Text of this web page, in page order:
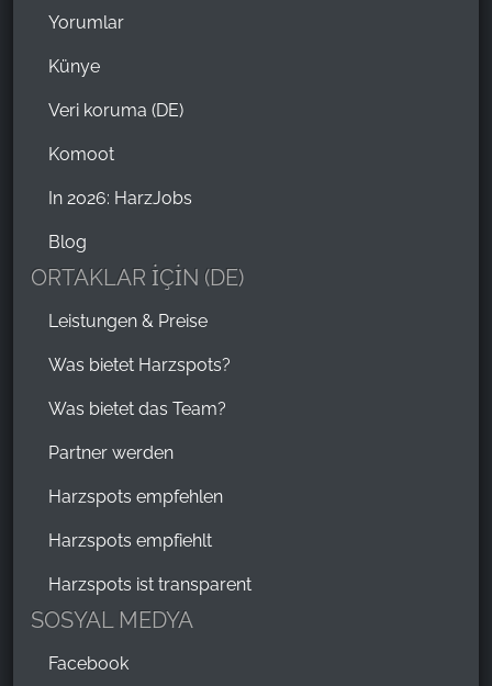
Yorumlar
Künye
Veri koruma (DE)
Komoot
In 2026: HarzJobs
Blog
ORTAKLAR İÇİN (DE)
Leistungen & Preise
Was bietet Harzspots?
Was bietet das Team?
Partner werden
Harzspots empfehlen
Harzspots empfiehlt
Harzspots ist transparent
SOSYAL MEDYA
Facebook